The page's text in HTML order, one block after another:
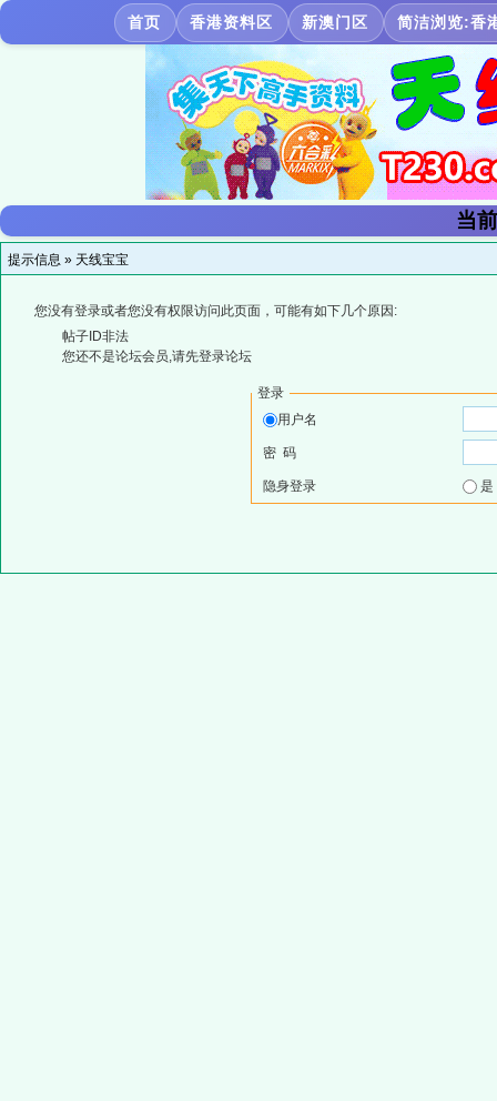
首页 香港资料区 新澳门区 简洁浏览:香
当
提示信息 » 天线宝宝
您没有登录或者您没有权限访问此页面，可能有如下几个原因:
帖子ID非法
您还不是论坛会员,请先登录论坛
登录
用户名
密 码
隐身登录